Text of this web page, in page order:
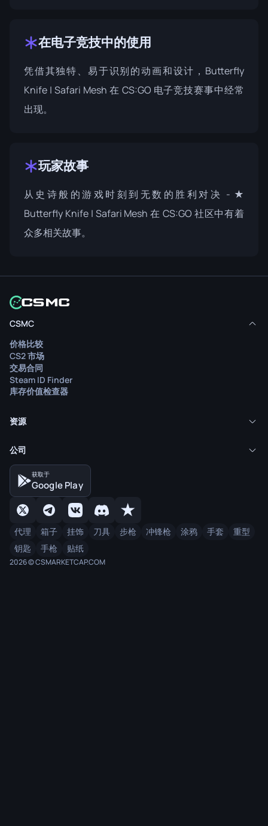
在电子竞技中的使用
凭借其独特、易于识别的动画和设计，Butterfly
Knife | Safari Mesh 在 CS:GO 电子竞技赛事中经常
出现。
玩家故事
从史诗般的游戏时刻到无数的胜利对决 - ★
Butterfly Knife | Safari Mesh 在 CS:GO 社区中有着
众多相关故事。
CSMC
价格比较
CS2 市场
交易合同
Steam ID Finder
库存价值检查器
资源
公司
获取于
Google Play
代理 箱子 挂饰 刀具 步枪 冲锋枪 涂鸦 手套
重型
钥匙
手枪 贴纸
2026 © CSMARKETCAP.COM